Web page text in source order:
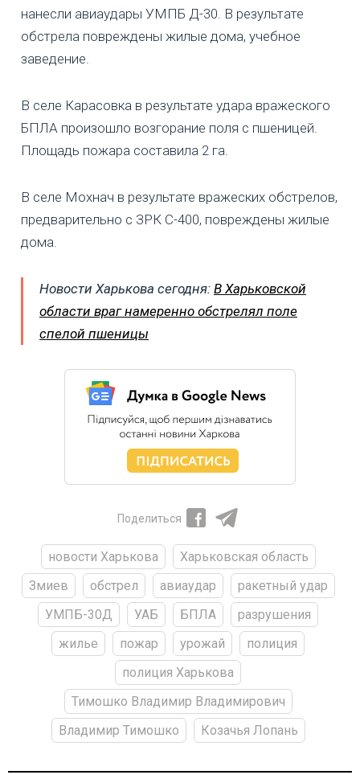
нанесли авиаудары УМПБ Д-30. В результате
обстрела повреждены жилые дома, учебное
заведение.
В селе Карасовка в результате удара вражеского
БПЛА произошло возгорание поля с пшеницей.
Площадь пожара составила 2 га.
В селе Мохнач в результате вражеских обстрелов,
предварительно с ЗРК С-400, повреждены жилые
дома.
Новости Харькова сегодня: В Харьковской
области враг намеренно обстрелял поле
спелой пшеницы
Поделиться
новости Харькова
Харьковская область
Змиев
обстрел авиаудар
ракетный удар
УМПБ-30Д
УАБ БПЛА
разрушения
жилье
пожар урожай
полиция
полиция Харькова
Тимошко Владимир Владимирович
Владимир Тимошко
Козачья Лопань